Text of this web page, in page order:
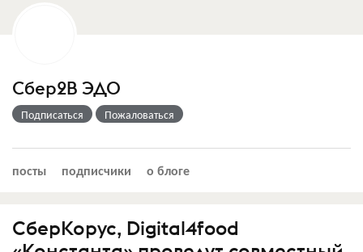
Сбер2B ЭДО
Подписаться Пожаловаться
посты подписчики о блоге
СберКорус, Digital4food